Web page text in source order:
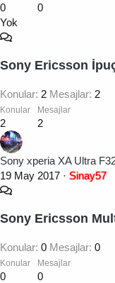
0
0
Yok
Sony Ericsson
Konular 2 Mesajlar 2
Konular
2
Mesajlar
2
Sony xperia XA Ultra
19 May 2017
Sinay57
Sony Ericsson
Konular 0 Mesajlar 0
Konular
0
Mesajlar
0